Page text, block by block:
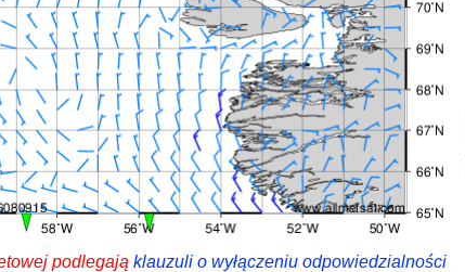
podlegają klauzuli o wyłączeniu odpowiedzialności